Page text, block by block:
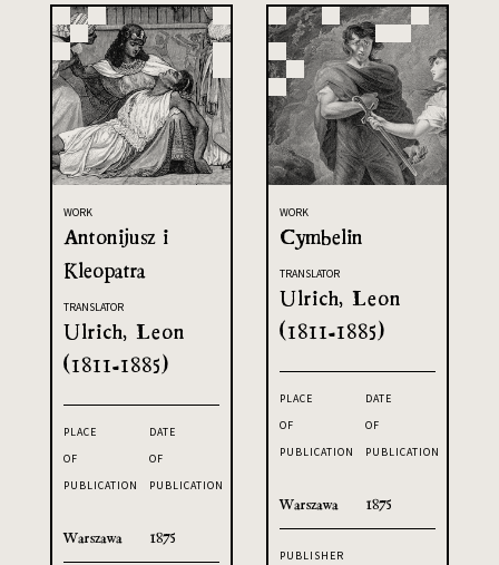
WORK
Antonijusz i
Kleopatra
TRANSLATOR
Ulrich, Leon
(1811-1885)
PLACE
OF
PUBLICATION
Warszawa
DATE
OF
PUBLICATION
1875
WORK
Cymbelin
TRANSLATOR
Ulrich, Leon
(1811-1885)
PLACE
OF
PUBLICATION
Warszawa
DATE
OF
PUBLICATION
1875
PUBLISHER